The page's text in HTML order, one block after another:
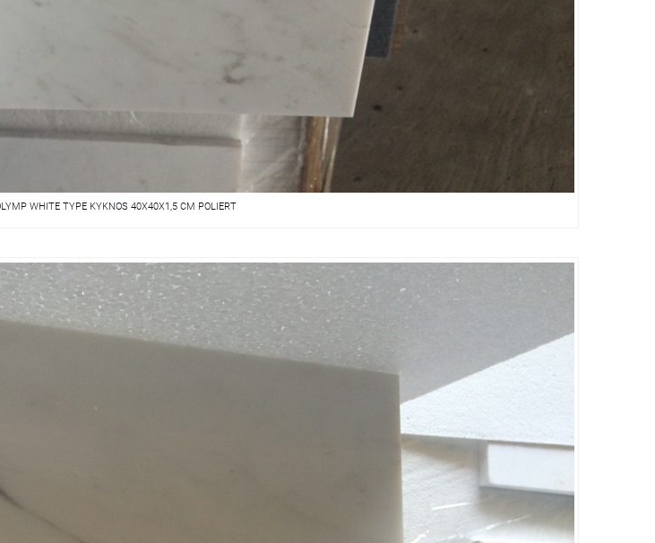
WHITE TYPE KYKNOS 40X40X1,5 CM POLIERT